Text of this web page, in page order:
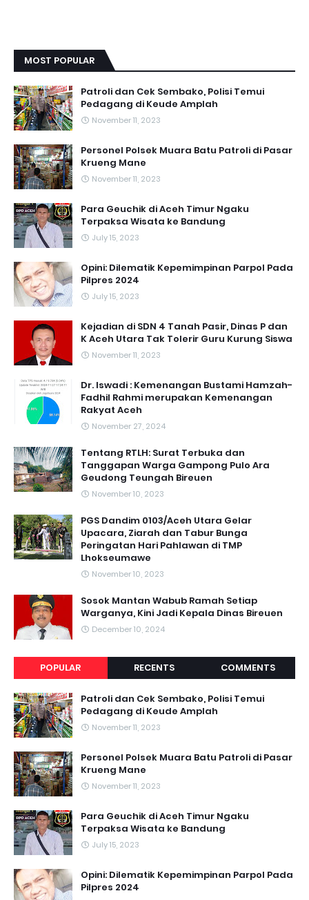
MOST POPULAR
Patroli dan Cek Sembako, Polisi Temui
Pedagang di Keude Amplah
November 11, 2023
Personel Polsek Muara Batu Patroli di Pasar
Krueng Mane
November 11, 2023
Para Geuchik di Aceh Timur Ngaku
Terpaksa Wisata ke Bandung
July 15, 2023
Opini: Dilematik Kepemimpinan Parpol Pada
Pilpres 2024
July 15, 2023
Kejadian di SDN 4 Tanah Pasir, Dinas P dan
K Aceh Utara Tak Tolerir Guru Kurung Siswa
November 11, 2023
Dr. Iswadi : Kemenangan Bustami Hamzah-
Fadhil Rahmi merupakan Kemenangan
Rakyat Aceh
November 27, 2024
Tentang RTLH: Surat Terbuka dan
Tanggapan Warga Gampong Pulo Ara
Geudong Teungah Bireuen
November 10, 2023
PGS Dandim 0103/Aceh Utara Gelar
Upacara, Ziarah dan Tabur Bunga
Peringatan Hari Pahlawan di TMP
Lhokseumawe
November 10, 2023
Sosok Mantan Wabub Ramah Setiap
Warganya, Kini Jadi Kepala Dinas Bireuen
December 10, 2024
POPULAR RECENTS COMMENTS
Patroli dan Cek Sembako, Polisi Temui
Pedagang di Keude Amplah
November 11, 2023
Personel Polsek Muara Batu Patroli di Pasar
Krueng Mane
November 11, 2023
Para Geuchik di Aceh Timur Ngaku
Terpaksa Wisata ke Bandung
July 15, 2023
Opini: Dilematik Kepemimpinan Parpol Pada
Pilpres 2024